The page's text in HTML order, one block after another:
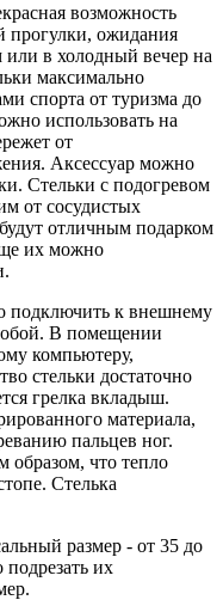
возможность
прогулки, ожидания
или в холодный вечер на
максимально
спорта от туризма до
использовать на
от
Аксессуар можно
Стельки с подогревом
от сосудистых
отличным подарком
их можно
подключить к внешнему
В помещении
компьютеру,
стельки достаточно
грелка вкладыш.
материала,
пальцев ног.
образом, что тепло
Стелька
размер - от 35 до
их